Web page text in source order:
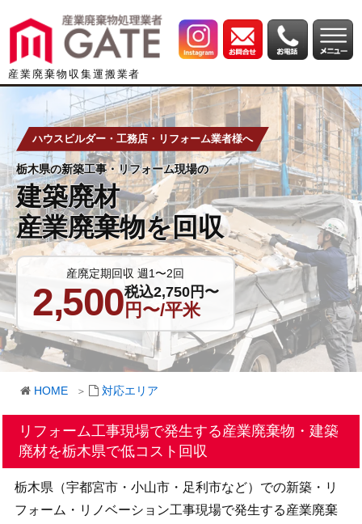
産業廃棄物収集運搬業者
ハウスビルダー・工務店・リフォーム業者様へ
栃木県の新築工事・リフォーム現場の
建築廃材
産業廃棄物を回収
産廃定期回収 週1〜2回
2,500税込2,750円〜
円〜/平米
HOME 対応エリア
リフォーム工事現場で発生する産業廃棄物・建築
廃材を栃木県で低コスト回収
栃木県（宇都宮市・小山市・足利市など）での新築・リ
フォーム・リノベーション工事現場で発生する産業廃棄